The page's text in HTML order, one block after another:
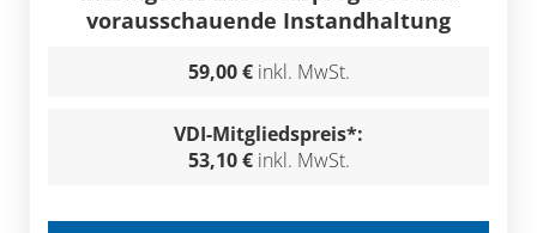
vorausschauende Instandhaltung
59,00 € inkl. MwSt.
VDI-Mitgliedspreis*:
53,10 € inkl. MwSt.